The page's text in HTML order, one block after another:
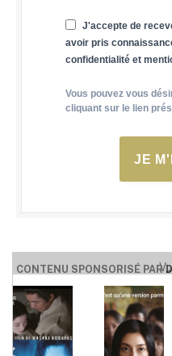
J'accepte de
avoir pris
confidentialité et
Vous pouvez vous
cliquant sur le lien
JE
CONTENU SPONSORISÉ PAR